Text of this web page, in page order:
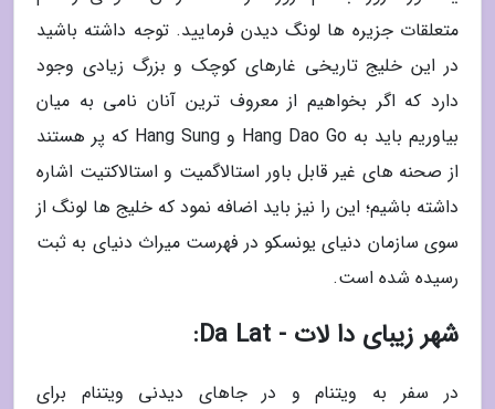
متعلقات جزیره ها لونگ دیدن فرمایید. توجه داشته باشید
در این خلیج تاریخی غارهای کوچک و بزرگ زیادی وجود
دارد که اگر بخواهیم از معروف ترین آنان نامی به میان
بیاوریم باید به Hang Dao Go و Hang Sung که پر هستند
از صحنه های غیر قابل باور استالاگمیت و استالاکتیت اشاره
داشته باشیم؛ این را نیز باید اضافه نمود که خلیج ها لونگ از
سوی سازمان دنیای یونسکو در فهرست میراث دنیای به ثبت
رسیده شده است.
شهر زیبای دا لات - Da Lat:
در سفر به ویتنام و در جاهای دیدنی ویتنام برای